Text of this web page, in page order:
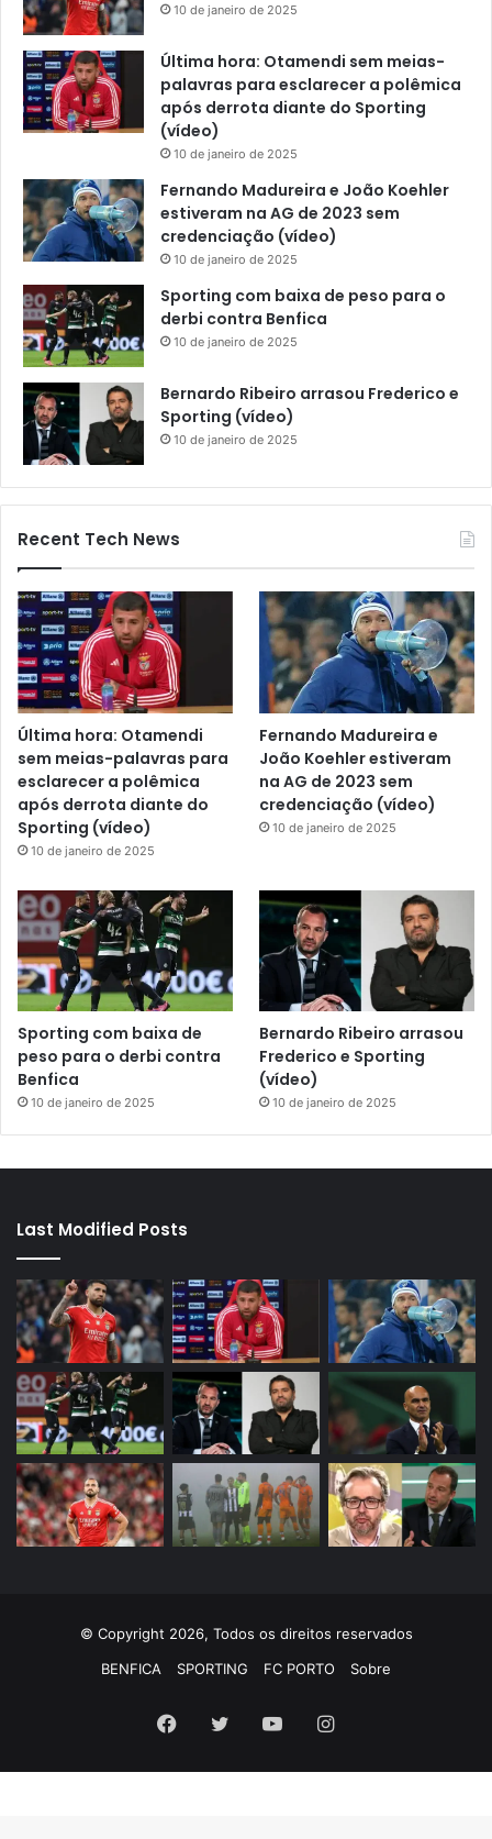
10 de janeiro de 2025
Última hora: Otamendi sem meias-
palavras para esclarecer a polêmica
após derrota diante do Sporting
(vídeo)
10 de janeiro de 2025
Fernando Madureira e João Koehler
estiveram na AG de 2023 sem
credenciação (vídeo)
10 de janeiro de 2025
Sporting com baixa de peso para o
derbi contra Benfica
10 de janeiro de 2025
Bernardo Ribeiro arrasou Frederico e
Sporting (vídeo)
10 de janeiro de 2025
Recent Tech News
Última hora: Otamendi
sem meias-palavras para
esclarecer a polêmica
após derrota diante do
Sporting (vídeo)
10 de janeiro de 2025
Fernando Madureira e
João Koehler estiveram
na AG de 2023 sem
credenciação (vídeo)
10 de janeiro de 2025
Sporting com baixa de
peso para o derbi contra
Benfica
10 de janeiro de 2025
Bernardo Ribeiro arrasou
Frederico e Sporting
(vídeo)
10 de janeiro de 2025
Last Modified Posts
© Copyright 2026, Todos os direitos reservados
BENFICA
SPORTING FC PORTO Sobre
Facebook
TwitterYouTubeInstagram